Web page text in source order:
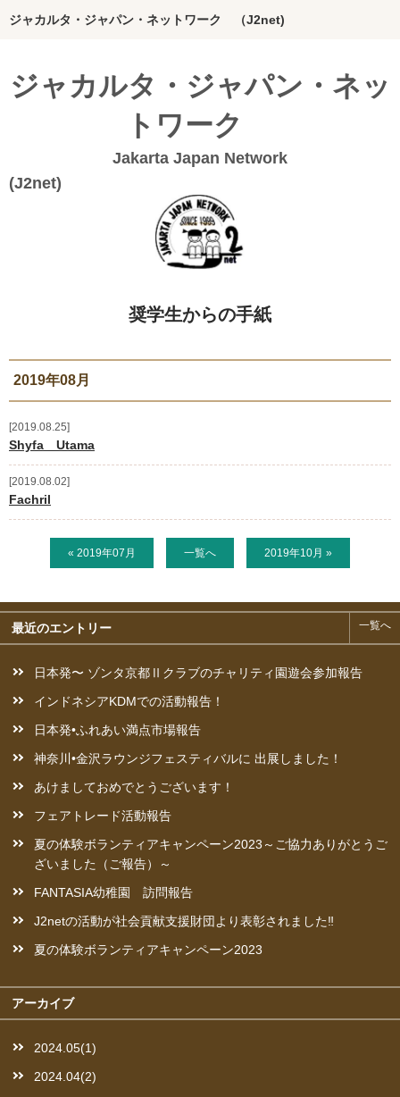
ジャカルタ・ジャパン・ネットワーク （J2net)
ジャカルタ・ジャパン・ネッ
トワーク
Jakarta Japan Network
インドネシアってどんな国？
ジャカルタの活動
ご支援のお願い
活動予定
新着情報
ニュースレター
奨学生からの手紙
2019年08月
2019.08.25
Shyfa Utama
2019.08.02
Fachril
« 2019年07月 一覧へ 2019年10月 »
最近のエントリー 一覧へ
日本発〜 ゾンタ京都Ⅱクラブのチャリティ園遊会参加報告
インドネシアKDMでの活動報告！
日本発•ふれあい満点市場報告
神奈川•金沢ラウンジフェスティバルに 出展しました！
あけましておめでとうございます！
フェアトレード活動報告
夏の体験ボランティアキャンペーン2023～ご協力ありがとうご
ざいました（ご報告）～
FANTASIA幼稚園 訪問報告
J2netの活動が社会貢献支援財団より表彰されました‼︎
夏の体験ボランティアキャンペーン2023
アーカイブ
2024.05(1)
2024.04(2)